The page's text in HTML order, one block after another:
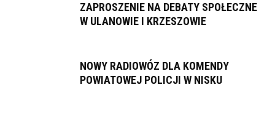
ZAPROSZENIE NA DEBATY SPOŁECZNE
W ULANOWIE I KRZESZOWIE
NOWY RADIOWÓZ DLA KOMENDY
POWIATOWEJ POLICJI W NISKU